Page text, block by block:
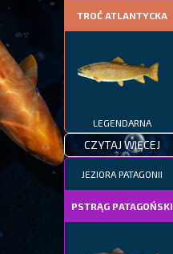
TROĆ ATLANTYCKA
LEGENDARNA
CZYTAJ WIĘCEJ
JEZIORA PATAGONII
PSTRĄG PATAGOŃSKI